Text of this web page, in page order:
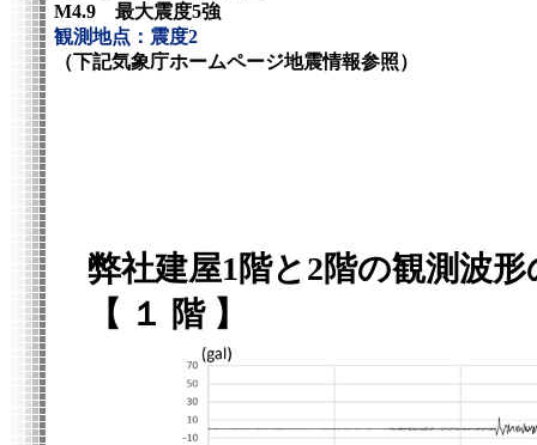
M4.9 最大震度5強
観測地点：震度2
（下記気象庁ホームページ地震情報参照）
弊社建屋1階と2階の観測波形
【 １ 階 】